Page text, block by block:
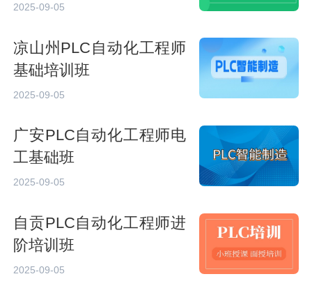
2025-09-05
凉山州PLC自动化工程师
基础培训班
2025-09-05
广安PLC自动化工程师电
工基础班
2025-09-05
自贡PLC自动化工程师进
阶培训班
2025-09-05